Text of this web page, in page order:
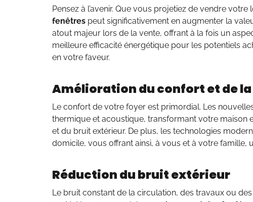
Pensez à l’avenir. Que vous projetiez de vendre
fenêtres peut significativement en augmenter la
atout majeur lors de la vente, offrant à la fois un
meilleure efficacité énergétique pour les potentiels
en votre faveur.
Amélioration du confort et de
Le confort de votre foyer est primordial. Les
thermique et acoustique, transformant votre maison
et du bruit extérieur. De plus, les technologies
domicile, vous offrant ainsi, à vous et à votre famille,
Réduction du bruit extérieur
Le bruit constant de la circulation, des travaux ou